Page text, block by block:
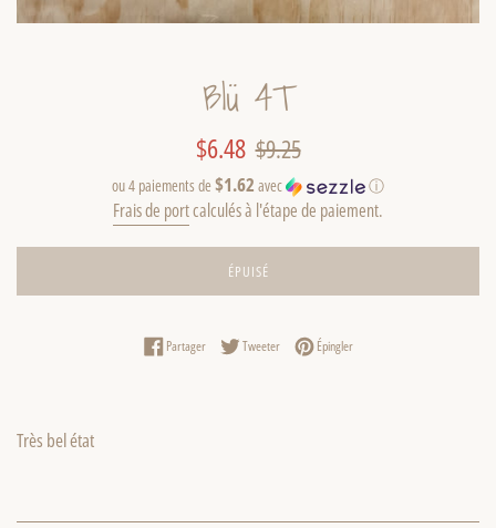
Blü 4T
Prix
réduit
$6.48 Prix
régulier
$9.25
ou 4 paiements de$1.62 avec ⓘ
Frais de portcalculés à l'étape de paiement.
ÉPUISÉ
PartagerPartager sur Facebook
TweeterTweeter sur Twitter
ÉpinglerÉpingler sur Pinterest
Très bel état